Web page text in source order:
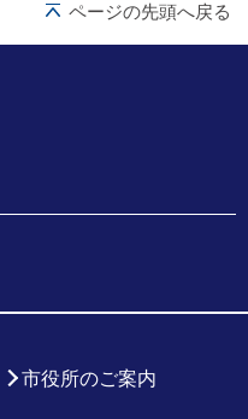
ページの先頭へ戻る
市役所のご案内